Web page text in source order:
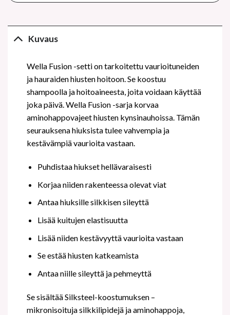
Kuvaus
Wella Fusion -setti on tarkoitettu vaurioituneiden
ja hauraiden hiusten hoitoon. Se koostuu
shampoolla ja hoitoaineesta, joita voidaan käyttää
joka päivä. Wella Fusion -sarja korvaa
aminohappovajeet hiusten kynsinauhoissa. Tämän
seurauksena hiuksista tulee vahvempia ja
kestävämpiä vaurioita vastaan.
Puhdistaa hiukset hellävaraisesti
Korjaa niiden rakenteessa olevat viat
Antaa hiuksille silkkisen sileyttä
Lisää kuitujen elastisuutta
Lisää niiden kestävyyttä vaurioita vastaan
Se estää hiusten katkeamista
Antaa niille sileyttä ja pehmeyttä
Se sisältää Silksteel-koostumuksen –
mikronisoituja silkkilipidejä ja aminohappoja,